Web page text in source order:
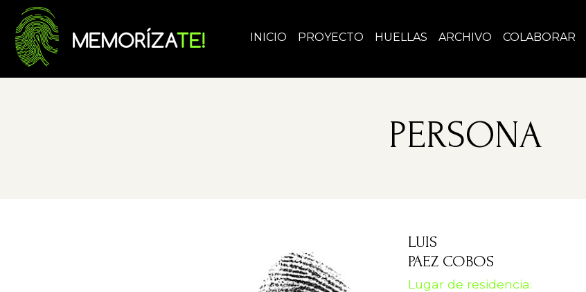
INICIO PROYECTO HUELLAS ARCHIVO COLABORAR
PERSONA
LUIS
PAEZ COBOS
Lugar de residencia: